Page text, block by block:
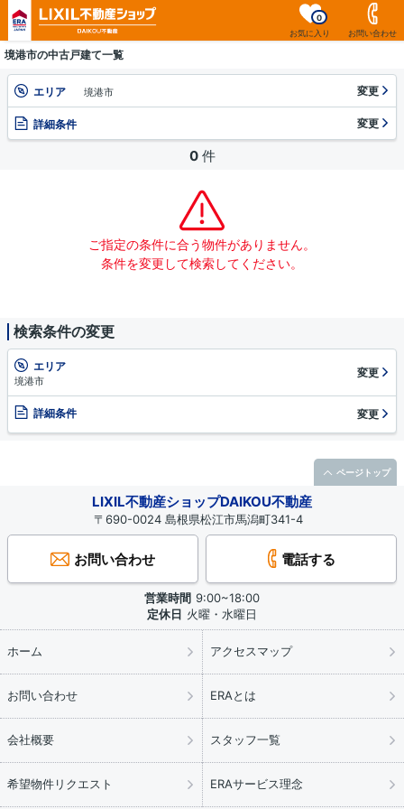
お気に入り
0
お問い合わせ
境港市の中古戸建て一覧
エリア 境港市 変更
詳細条件 変更
0 件
ご指定の条件に合う物件がありません。
条件を変更して検索してください。
検索条件の変更
エリア
境港市
変更
詳細条件 変更
LIXIL不動産ショップDAIKOU不動産
〒690-0024 島根県松江市馬潟町341-4
お問い合わせ 電話する
営業時間 9:00~18:00
定休日 火曜・水曜日
ホーム アクセスマップ
お問い合わせ ERAとは
会社概要 スタッフ一覧
希望物件リクエスト ERAサービス理念
ページトップ